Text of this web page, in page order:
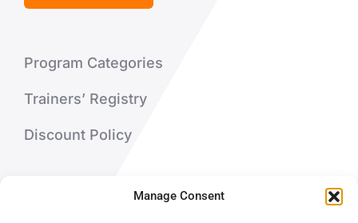
Manage Consent
Program Categories
Trainers’ Registry
Discount Policy